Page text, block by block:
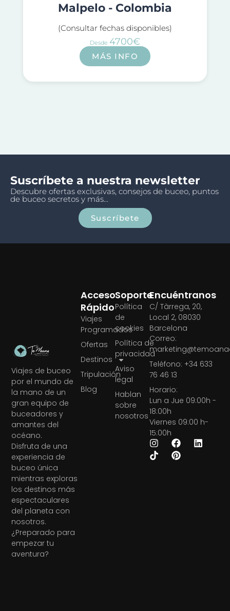
Malpelo - Colombia
(Consultar fechas disponibles)
Desde 4700€
MÁS INFO
Suscríbete a nuestra newsletter
Descubre ofertas exclusivas, consejos de buceo, puntos
de buceo secretos y más...
Suscríbete
Viajes de buceo
por el mundo de
la mano de un
gran equipo de
buceadores y
amantes del
océano.
Disfruta de una
experiencia de
buceo única
mientras exploras
los destinos más
espectaculares
del planeta con
nosotros.
¿Preparado para
empezar tu
aventura?
Soporte
Política
de
cookies
Política de
privacidad
Aviso
legal
Hablan
sobre
nosotros
Acceso
Rápido
Viajes
Programados
Ofertas
Destinos
Tripulación
Blog
Encuéntranos
C/ Tàrrega, 20,
Local 2, 08030
Barcelona
Correo:
Teléfono: +34 633
76 46 13
Horario:
Lun a Jue 09:00h -
18:00h
Viernes 09:00 h-
15:00h